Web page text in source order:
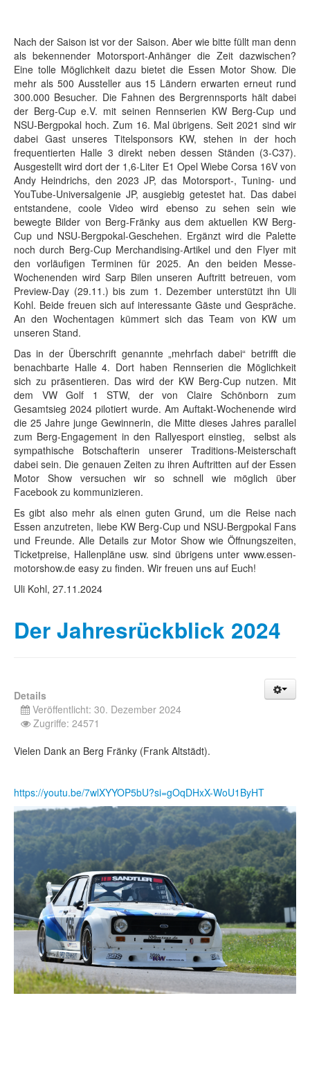
Nach der Saison ist vor der Saison. Aber wie bitte füllt man denn
als bekennender Motorsport-Anhänger die Zeit dazwischen?
Eine tolle Möglichkeit dazu bietet die Essen Motor Show. Die
mehr als 500 Aussteller aus 15 Ländern erwarten erneut rund
300.000 Besucher. Die Fahnen des Bergrennsports hält dabei
der Berg-Cup e.V. mit seinen Rennserien KW Berg-Cup und
NSU-Bergpokal hoch. Zum 16. Mal übrigens. Seit 2021 sind wir
dabei Gast unseres Titelsponsors KW, stehen in der hoch
frequentierten Halle 3 direkt neben dessen Ständen (3-C37).
Ausgestellt wird dort der 1,6-Liter E1 Opel Wiebe Corsa 16V von
Andy Heindrichs, den 2023 JP, das Motorsport-, Tuning- und
YouTube-Universalgenie JP, ausgiebig getestet hat. Das dabei
entstandene, coole Video wird ebenso zu sehen sein wie
bewegte Bilder von Berg-Fränky aus dem aktuellen KW Berg-
Cup und NSU-Bergpokal-Geschehen. Ergänzt wird die Palette
noch durch Berg-Cup Merchandising-Artikel und den Flyer mit
den vorläufigen Terminen für 2025. An den beiden Messe-
Wochenenden wird Sarp Bilen unseren Auftritt betreuen, vom
Preview-Day (29.11.) bis zum 1. Dezember unterstützt ihn Uli
Kohl. Beide freuen sich auf interessante Gäste und Gespräche.
An den Wochentagen kümmert sich das Team von KW um
unseren Stand.
Das in der Überschrift genannte „mehrfach dabei“ betrifft die
benachbarte Halle 4. Dort haben Rennserien die Möglichkeit
sich zu präsentieren. Das wird der KW Berg-Cup nutzen. Mit
dem VW Golf 1 STW, der von Claire Schönborn zum
Gesamtsieg 2024 pilotiert wurde. Am Auftakt-Wochenende wird
die 25 Jahre junge Gewinnerin, die Mitte dieses Jahres parallel
zum Berg-Engagement in den Rallyesport einstieg, selbst als
sympathische Botschafterin unserer Traditions-Meisterschaft
dabei sein. Die genauen Zeiten zu ihren Auftritten auf der Essen
Motor Show versuchen wir so schnell wie möglich über
Facebook zu kommunizieren.
Es gibt also mehr als einen guten Grund, um die Reise nach
Essen anzutreten, liebe KW Berg-Cup und NSU-Bergpokal Fans
und Freunde. Alle Details zur Motor Show wie Öffnungszeiten,
Ticketpreise, Hallenpläne usw. sind übrigens unter www.essen-
motorshow.de easy zu finden. Wir freuen uns auf Euch!
Uli Kohl, 27.11.2024
Der Jahresrückblick 2024
Details
Veröffentlicht: 30. Dezember 2024
Zugriffe: 24571
Vielen Dank an Berg Fränky (Frank Altstädt).
https://youtu.be/7wlXYYOP5bU?si=gOqDHxX-WoU1ByHT